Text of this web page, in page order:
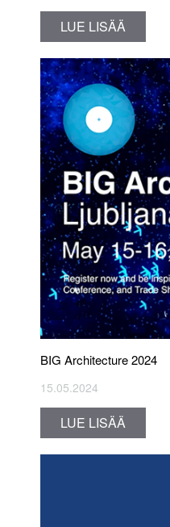
LUE LISÄÄ
BIG Architecture 2024
15.05.2024
LUE LISÄÄ